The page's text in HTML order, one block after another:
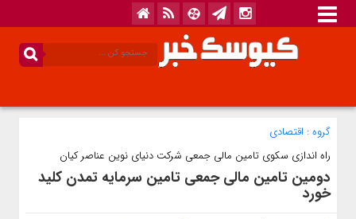
گروه : اقتصادی
راه اندازی سکوی تامین مالی جمعی شرکت دنیای نوین عناصر کیان
دومین تامین مالی جمعی تامین سرمایه تمدن کلید
خورد